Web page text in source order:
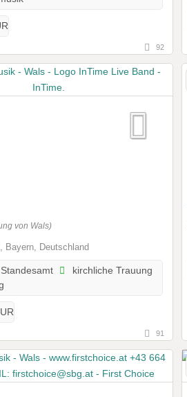
92
von Wals)
Bayern, Deutschland
Standesamt
kirchliche Trauung
91